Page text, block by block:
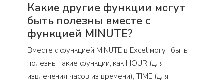
Какие другие функции могут
быть полезны вместе с
функцией MINUTE?
Вместе с функцией MINUTE в Excel могут быть
полезны такие функции, как HOUR (для
извлечения часов из времени), TIME (для